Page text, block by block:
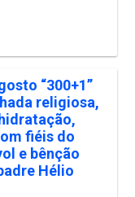
“300+1”
religiosa,
fiéis do
e bênção
Hélio